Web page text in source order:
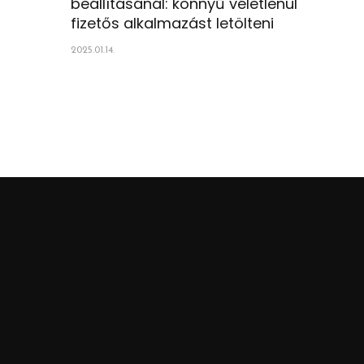
fizetős alkalmazást letölteni
2025.01.14.